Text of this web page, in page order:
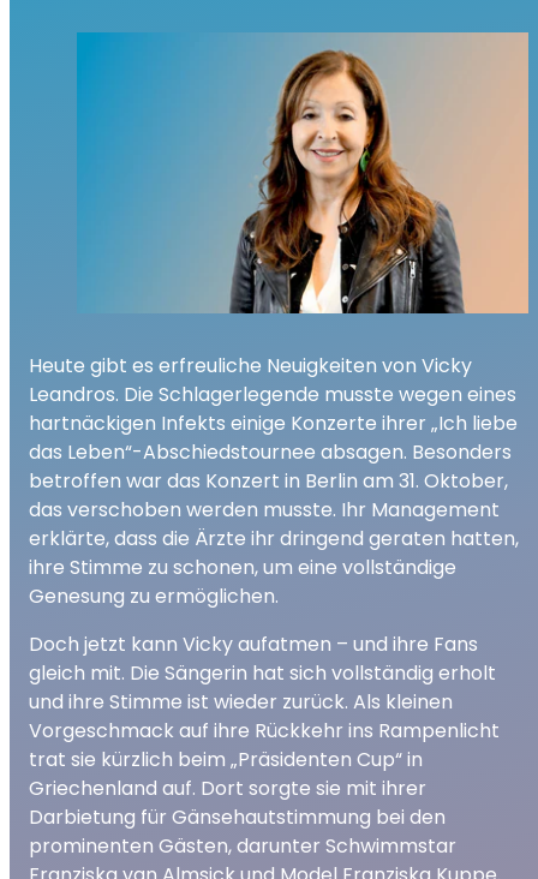
Heute gibt es erfreuliche Neuigkeiten von Vicky
Leandros. Die Schlagerlegende musste wegen eines
hartnäckigen Infekts einige Konzerte ihrer „Ich liebe
das Leben“-Abschiedstournee absagen. Besonders
betroffen war das Konzert in Berlin am 31. Oktober,
das verschoben werden musste. Ihr Management
erklärte, dass die Ärzte ihr dringend geraten hatten,
ihre Stimme zu schonen, um eine vollständige
Genesung zu ermöglichen.
Doch jetzt kann Vicky aufatmen – und ihre Fans
gleich mit. Die Sängerin hat sich vollständig erholt
und ihre Stimme ist wieder zurück. Als kleinen
Vorgeschmack auf ihre Rückkehr ins Rampenlicht
trat sie kürzlich beim „Präsidenten Cup“ in
Griechenland auf. Dort sorgte sie mit ihrer
Darbietung für Gänsehautstimmung bei den
prominenten Gästen, darunter Schwimmstar